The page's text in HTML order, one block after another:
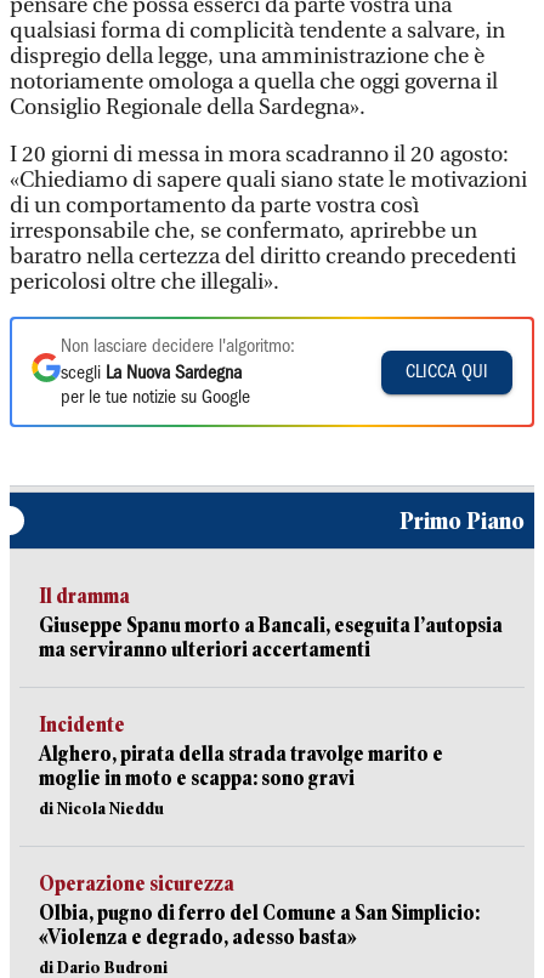
pensare che possa esserci da parte vostra una
qualsiasi forma di complicità tendente a salvare, in
dispregio della legge, una amministrazione che è
notoriamente omologa a quella che oggi governa il
Consiglio Regionale della Sardegna».
I 20 giorni di messa in mora scadranno il 20 agosto:
«Chiediamo di sapere quali siano state le motivazioni
di un comportamento da parte vostra così
irresponsabile che, se confermato, aprirebbe un
baratro nella certezza del diritto creando precedenti
pericolosi oltre che illegali».
Non lasciare decidere l'algoritmo:
scegli La Nuova Sardegna
per le tue notizie su Google
CLICCA QUI
Primo Piano
Il dramma
Giuseppe Spanu morto a Bancali, eseguita l’autopsia
ma serviranno ulteriori accertamenti
Incidente
Alghero, pirata della strada travolge marito e
moglie in moto e scappa: sono gravi
di Nicola Nieddu
Operazione sicurezza
Olbia, pugno di ferro del Comune a San Simplicio:
«Violenza e degrado, adesso basta»
di Dario Budroni